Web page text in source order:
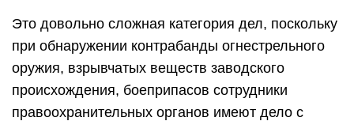
Это довольно сложная категория дел, поскольку
при обнаружении контрабанды огнестрельного
оружия, взрывчатых веществ заводского
происхождения, боеприпасов сотрудники
правоохранительных органов имеют дело с